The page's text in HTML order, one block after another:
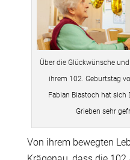
Über die Glückwünsche
ihrem 102. Geburtstag
Fabian Biastoch hat sich
Grieben sehr
Von ihrem bewegten